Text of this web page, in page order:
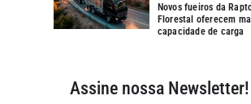
Novos fueiros da
Florestal oferecem
capacidade de carga
Assine nossa Newsletter!